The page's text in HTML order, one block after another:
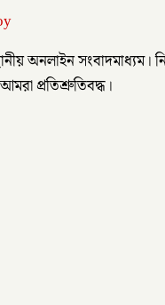
অনলাইন সংবাদমাধ্যম।
প্রতিশ্রুতিবদ্ধ।